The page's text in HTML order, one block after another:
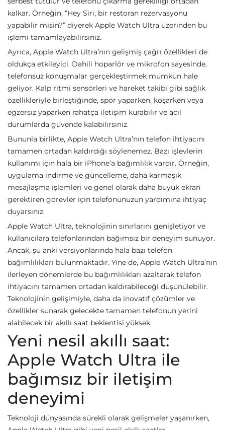
kalkar. Örneğin, “Hey Siri, bir restoran rezervasyonu
yapabilir misin?” diyerek Apple Watch Ultra üzerinden bu
işlemi tamamlayabilirsiniz.
Ayrıca, Apple Watch Ultra’nın gelişmiş çağrı özellikleri de
oldukça etkileyici. Dahili hoparlör ve mikrofon sayesinde,
telefonsuz konuşmalar gerçekleştirmek mümkün hale
geliyor. Kalp ritmi sensörleri ve hareket takibi gibi sağlık
özellikleriyle birleştiğinde, spor yaparken, koşarken veya
egzersiz yaparken rahatça iletişim kurabilir ve acil
durumlarda güvende kalabilirsiniz.
Bununla birlikte, Apple Watch Ultra’nın telefon ihtiyacını
tamamen ortadan kaldırdığı söylenemez. Bazı işlevlerin
kullanımı için hala bir iPhone’a bağımlılık vardır. Örneğin,
uygulama indirme ve güncelleme, daha karmaşık
mesajlaşma işlemleri ve genel olarak daha büyük ekran
gerektiren görevler için telefonunuzun yardımına ihtiyaç
duyarsınız.
Apple Watch Ultra, teknolojinin sınırlarını genişletiyor ve
kullanıcılara telefonlarından bağımsız bir deneyim sunuyor.
Ancak, şu anki versiyonlarında hala bazı telefon
bağımlılıkları bulunmaktadır. Yine de, Apple Watch Ultra’nın
ilerleyen dönemlerde bu bağımlılıkları azaltarak telefon
ihtiyacını tamamen ortadan kaldırabileceği düşünülebilir.
Teknolojinin gelişimiyle, daha da inovatif çözümler ve
özellikler sunarak gelecekte tamamen telefonun yerini
alabilecek bir akıllı saat beklentisi yüksek.
Yeni nesil akıllı saat:
Apple Watch Ultra ile
bağımsız bir iletişim
deneyimi
Teknoloji dünyasında sürekli olarak gelişmeler yaşanırken,